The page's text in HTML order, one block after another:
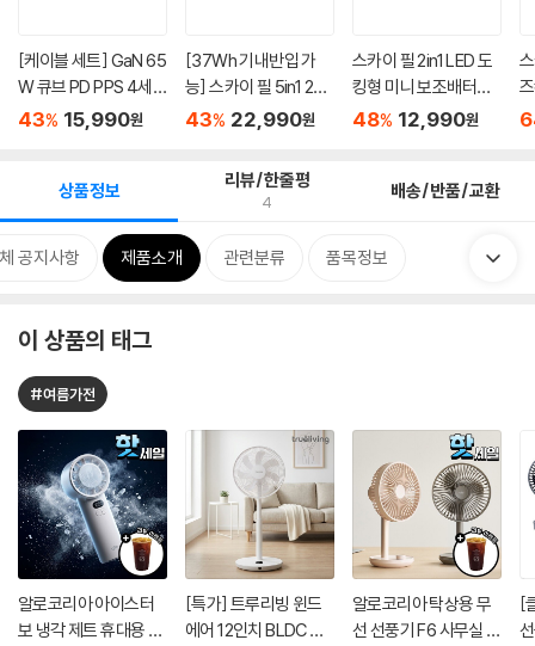
[케이블 세트] GaN 65
W 큐브 PD PPS 4세대
멀티 ...
43% 15,990원
[37Wh 기내반입 가
능] 스카이 필 5in1 22.
5W 고...
43% 22,990원
스카이 필 2in1 LED 도
킹형 미니 보조배터리
500...
48% 12,990원
상품정보 리뷰/한줄평
4 배송/반품/교환
공지사항 제품소개 관련분류 품목정보
이 상품의 태그
#여름가전
알로코리아 아이스터
보 냉각 제트 휴대용 선
[특가] 트루리빙 윈드
에어 12인치 BLDC 선
알로코리아 탁상용 무
선 선풍기 F6 사무실 소
[